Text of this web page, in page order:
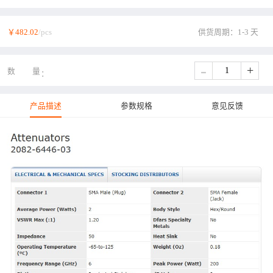
￥482.02/pcs 供货周期：1-3 天
数量 - +
产品描述 参数规格 意见反馈